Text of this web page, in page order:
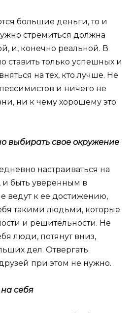
большие деньги, то и
стремиться должна
и, конечно реальной. В
ставить только успешных и
на тех, кто лучше. Не
и ничего не
ни к чему хорошему это
выбирать свое окружение
настраиваться на
быть уверенным в
ведут к ее достижению,
такими людьми, которые
и решительности. Не
люди, потянут вниз,
дел. Отвергать
при этом не нужно.
на себя